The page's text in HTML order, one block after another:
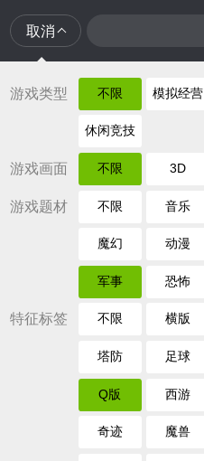
取消
游戏类型 不限 模拟经营
休闲竞技
游戏画面 不限 3D
游戏题材 不限 音乐
魔幻 动漫
军事 恐怖
特征标签 不限 横版
塔防 足球
Q版 西游
奇迹 魔兽